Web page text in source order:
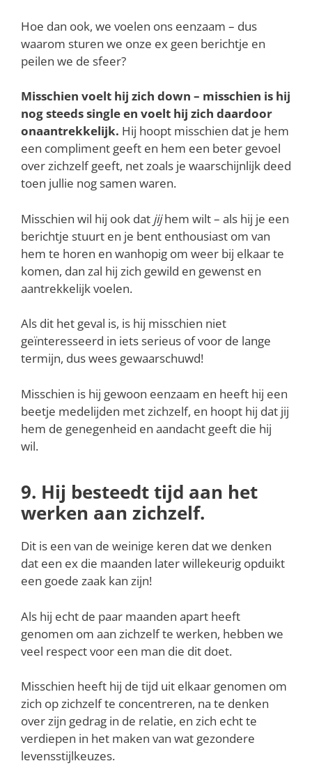
Hoe dan ook, we voelen ons eenzaam – dus
waarom sturen we onze ex geen berichtje en
peilen we de sfeer?
Misschien voelt hij zich down – misschien is hij
nog steeds single en voelt hij zich daardoor
onaantrekkelijk. Hij hoopt misschien dat je hem
een compliment geeft en hem een beter gevoel
over zichzelf geeft, net zoals je waarschijnlijk deed
toen jullie nog samen waren.
Misschien wil hij ook dat jijhem wilt – als hij je een
berichtje stuurt en je bent enthousiast om van
hem te horen en wanhopig om weer bij elkaar te
komen, dan zal hij zich gewild en gewenst en
aantrekkelijk voelen.
Als dit het geval is, is hij misschien niet
geïnteresseerd in iets serieus of voor de lange
termijn, dus wees gewaarschuwd!
Misschien is hij gewoon eenzaam en heeft hij een
beetje medelijden met zichzelf, en hoopt hij dat jij
hem de genegenheid en aandacht geeft die hij
wil.
9. Hij besteedt tijd aan het
werken aan zichzelf.
Dit is een van de weinige keren dat we denken
dat een ex die maanden later willekeurig opduikt
een goede zaak kan zijn!
Als hij echt de paar maanden apart heeft
genomen om aan zichzelf te werken, hebben we
veel respect voor een man die dit doet.
Misschien heeft hij de tijd uit elkaar genomen om
zich op zichzelf te concentreren, na te denken
over zijn gedrag in de relatie, en zich echt te
verdiepen in het maken van wat gezondere
levensstijlkeuzes.